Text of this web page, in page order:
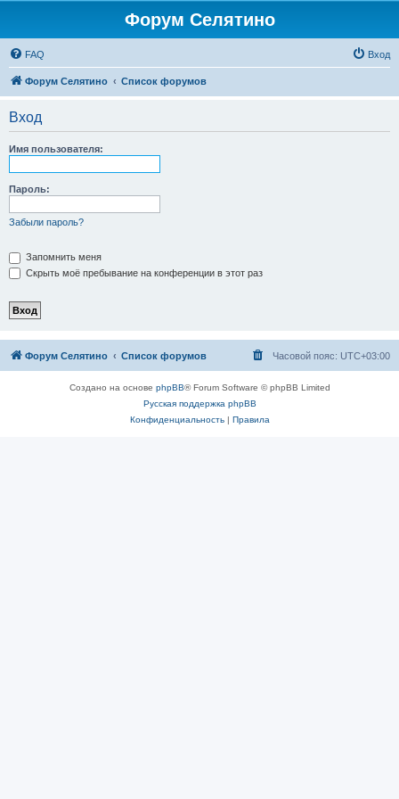
Форум Селятино
FAQ Вход
Форум Селятино Список форумов
Вход
Имя пользователя:
Пароль:
Забыли пароль?
Запомнить меня
Скрыть моё пребывание на конференции в этот раз
Форум Селятино Список форумов Часовой пояс: UTC+03:00
Создано на основе phpBB® Forum Software © phpBB Limited
Русская поддержка phpBB
Конфиденциальность| Правила